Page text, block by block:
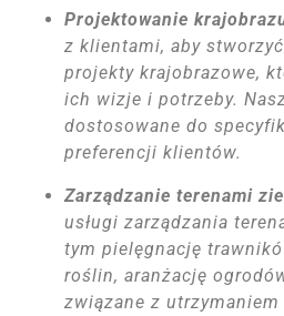
Projektowanie
z klientami, aby
projekty krajobrazowe,
ich wizje i potrzeby.
dostosowane do
preferencji klientów.
Zarządzanie terenami
usługi zarządzania
tym pielęgnację
roślin, aranżację
związane z